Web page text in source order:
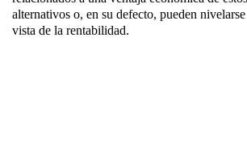
alternativos o, en su defecto, pueden
vista de la rentabilidad.